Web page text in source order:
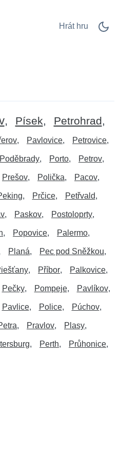
Hrát hru
Písek
Petrohrad
Pavlovice Petrovice
Poděbrady Porto Petrov
Prešov Polička Pacov
Prčice Petřvald
Paskov Postoloprty
Popovice Palermo
Planá Pec pod Sněžkou
Příbor Palkovice
Pečky Pompeje Pavlíkov
Pavlice Police Púchov
Pravlov Plasy
Perth Průhonice